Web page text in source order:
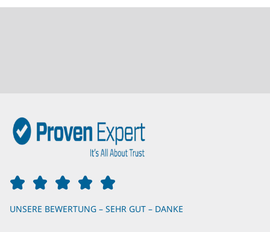
UNSERE BEWERTUNG – SEHR GUT – DANKE